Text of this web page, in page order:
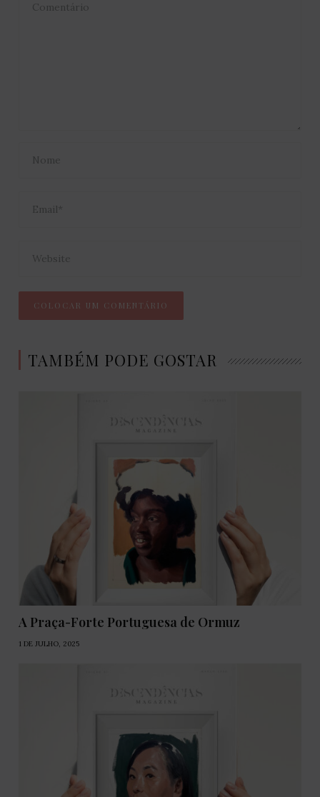
TAMBÉM PODE GOSTAR
A Praça-Forte Portuguesa de Ormuz
1 DE JULHO, 2025